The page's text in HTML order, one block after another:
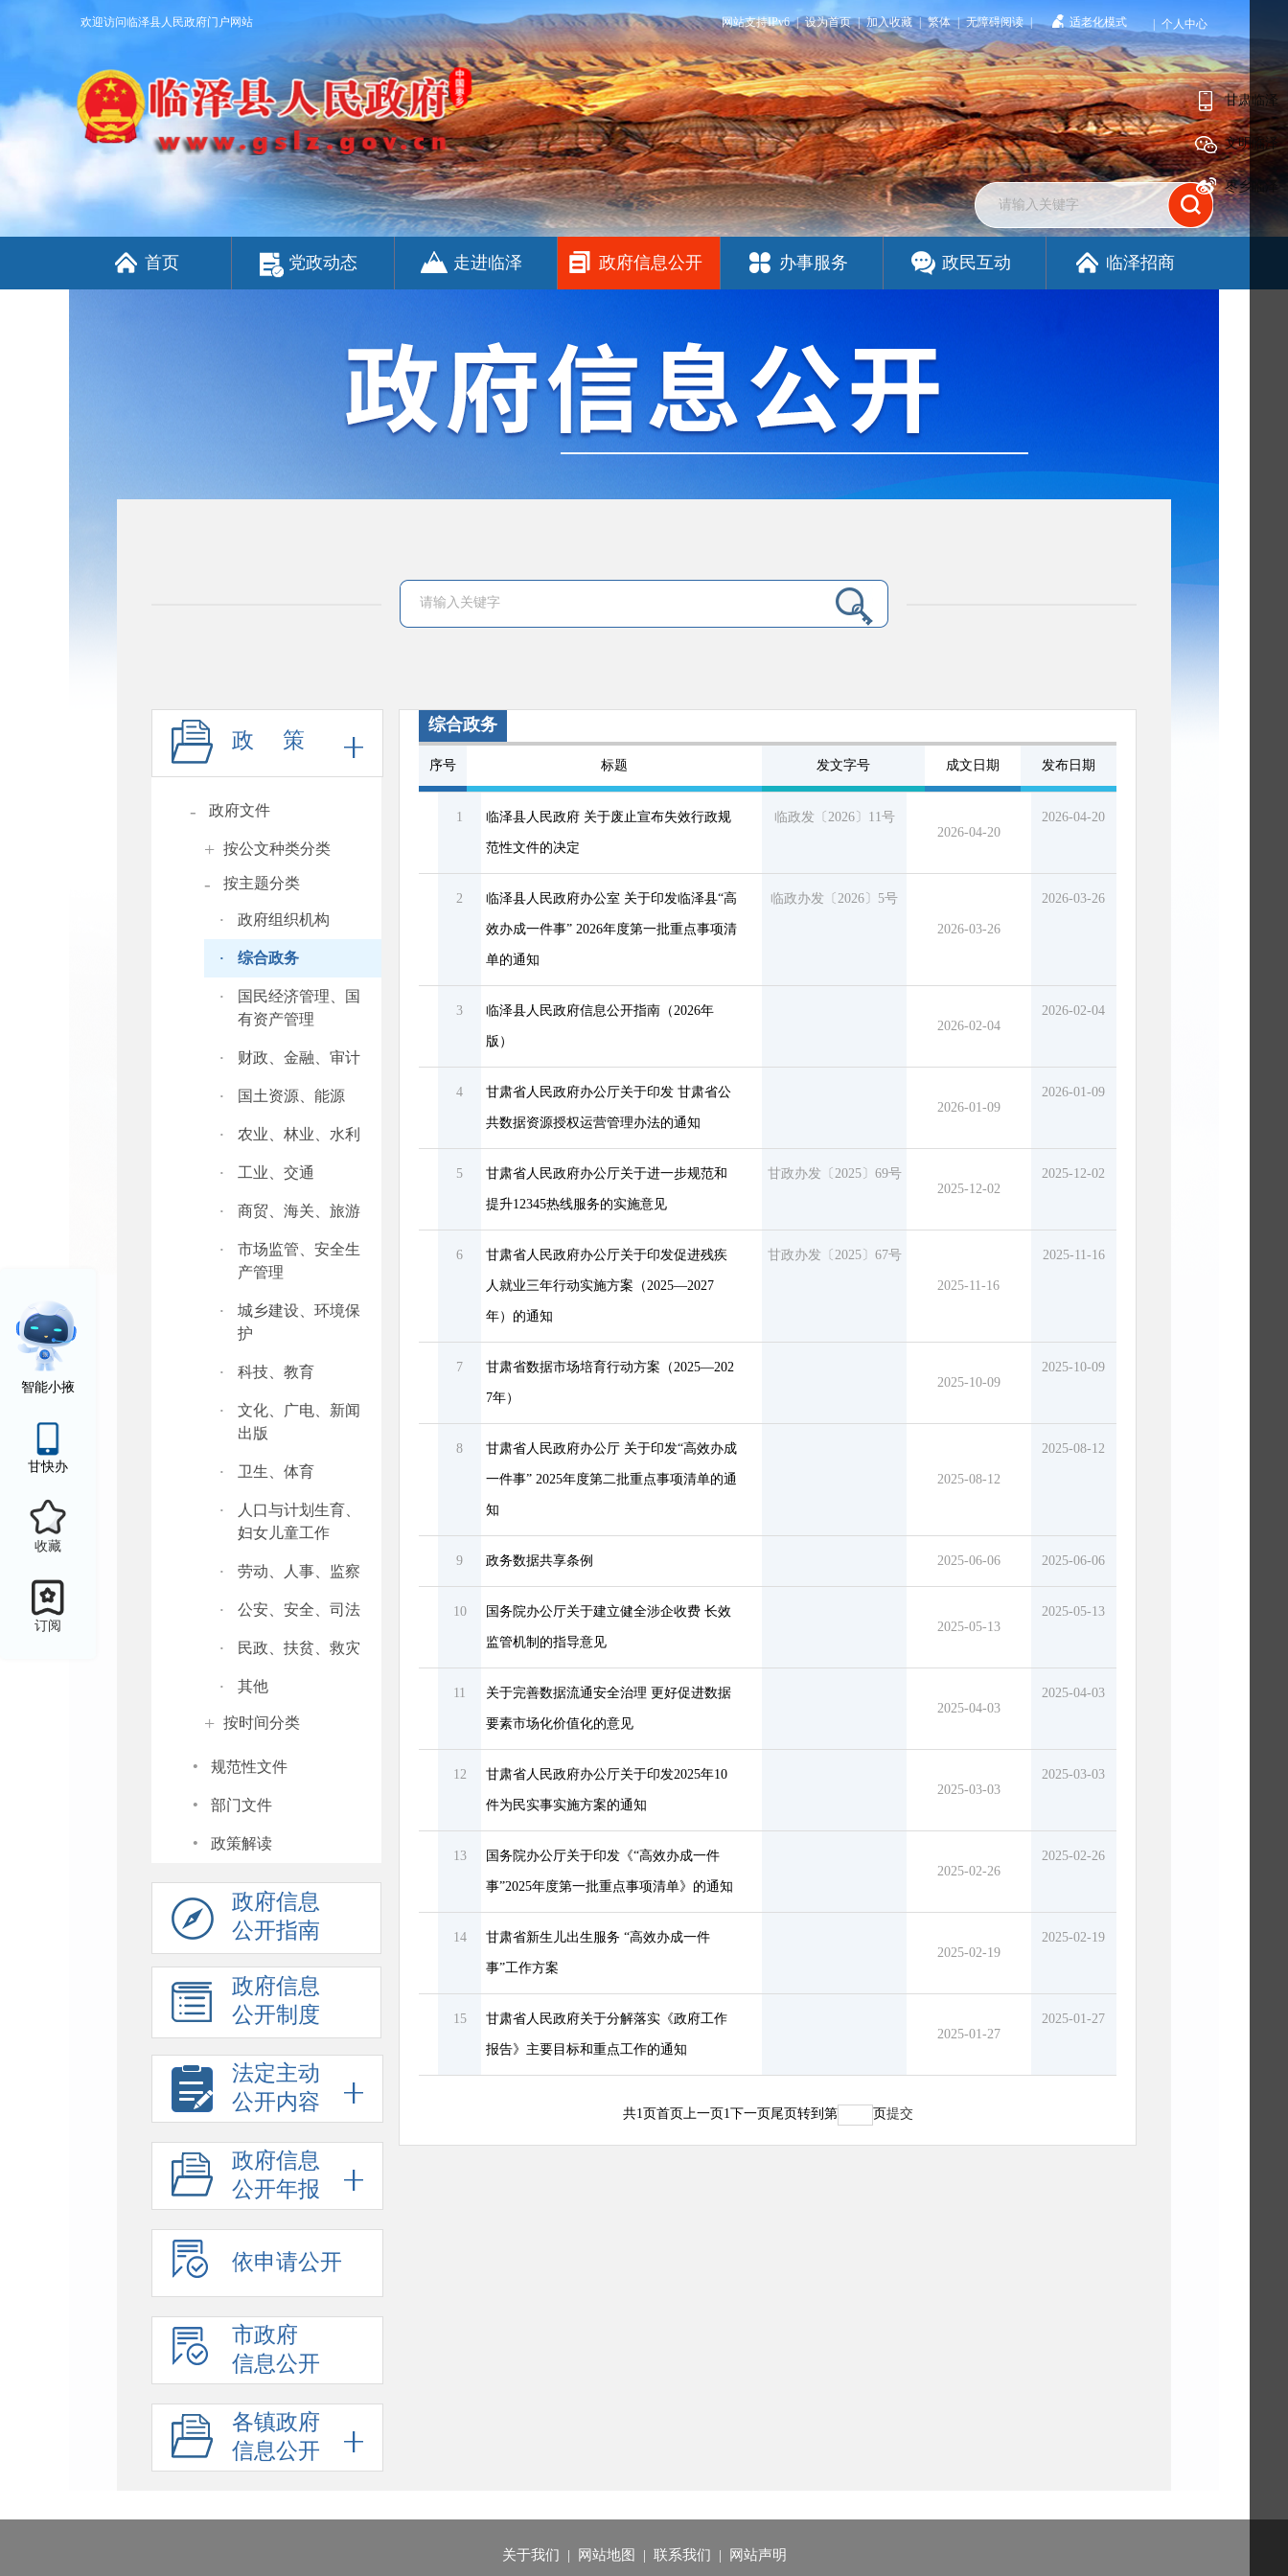
欢迎访问临泽县人民政府门户网站 网站支持IPv6 | 设为首页 | 加入收藏 | 繁体 | 无障碍阅读 | 适老化模式 个人中心
首页 党政动态 走进临泽 政府信息公开 办事服务 政民互动 临泽招商
智能小掖
甘快办
收藏
订阅
政 策
- 政府文件
+ 按公文种类分类
- 按主题分类
· 政府组织机构
· 综合政务
·
国民经济管理、国
有资产管理
· 财政、金融、审计
· 国土资源、能源
· 农业、林业、水利
· 工业、交通
· 商贸、海关、旅游
·
市场监管、安全生
产管理
·
城乡建设、环境保
护
· 科技、教育
·
文化、广电、新闻
出版
· 卫生、体育
·
人口与计划生育、
妇女儿童工作
· 劳动、人事、监察
· 公安、安全、司法
· 民政、扶贫、救灾
· 其他
+ 按时间分类
· 规范性文件
· 部门文件
· 政策解读
政府信息
公开指南
政府信息
公开制度
法定主动
公开内容
政府信息
公开年报
依申请公开
市政府
信息公开
各镇政府
信息公开
综合政务
序号 标题 发文字号 成文日期 发布日期
1 临泽县人民政府 关于废止宣布失效行政规
范性文件的决定
临政发〔2026〕11号
2026-04-20
2026-04-20
2 临泽县人民政府办公室 关于印发临泽县“高
效办成一件事” 2026年度第一批重点事项清
单的通知
临政办发〔2026〕5号
2026-03-26
2026-03-26
3 临泽县人民政府信息公开指南（2026年
版）
2026-02-04
2026-02-04
4 甘肃省人民政府办公厅关于印发 甘肃省公
共数据资源授权运营管理办法的通知
2026-01-09
2026-01-09
5 甘肃省人民政府办公厅关于进一步规范和
提升12345热线服务的实施意见
甘政办发〔2025〕69号
2025-12-02
2025-12-02
6 甘肃省人民政府办公厅关于印发促进残疾
人就业三年行动实施方案（2025—2027
年）的通知
甘政办发〔2025〕67号
2025-11-16
2025-11-16
7 甘肃省数据市场培育行动方案（2025—202
7年）
2025-10-09
2025-10-09
8 甘肃省人民政府办公厅 关于印发“高效办成
一件事” 2025年度第二批重点事项清单的通
知
2025-08-12
2025-08-12
9 政务数据共享条例 2025-06-06 2025-06-06
10 国务院办公厅关于建立健全涉企收费 长效
监管机制的指导意见
2025-05-13
2025-05-13
11 关于完善数据流通安全治理 更好促进数据
要素市场化价值化的意见
2025-04-03
2025-04-03
12 甘肃省人民政府办公厅关于印发2025年10
件为民实事实施方案的通知
2025-03-03
2025-03-03
13 国务院办公厅关于印发《“高效办成一件
事”2025年度第一批重点事项清单》的通知
2025-02-26
2025-02-26
14 甘肃省新生儿出生服务 “高效办成一件
事”工作方案
2025-02-19
2025-02-19
15 甘肃省人民政府关于分解落实《政府工作
报告》主要目标和重点工作的通知
2025-01-27
2025-01-27
共1页首页上一页1下一页尾页转到第 页提交
甘肃临泽
文明临泽
枣乡临泽
关于我们 | 网站地图 | 联系我们 | 网站声明